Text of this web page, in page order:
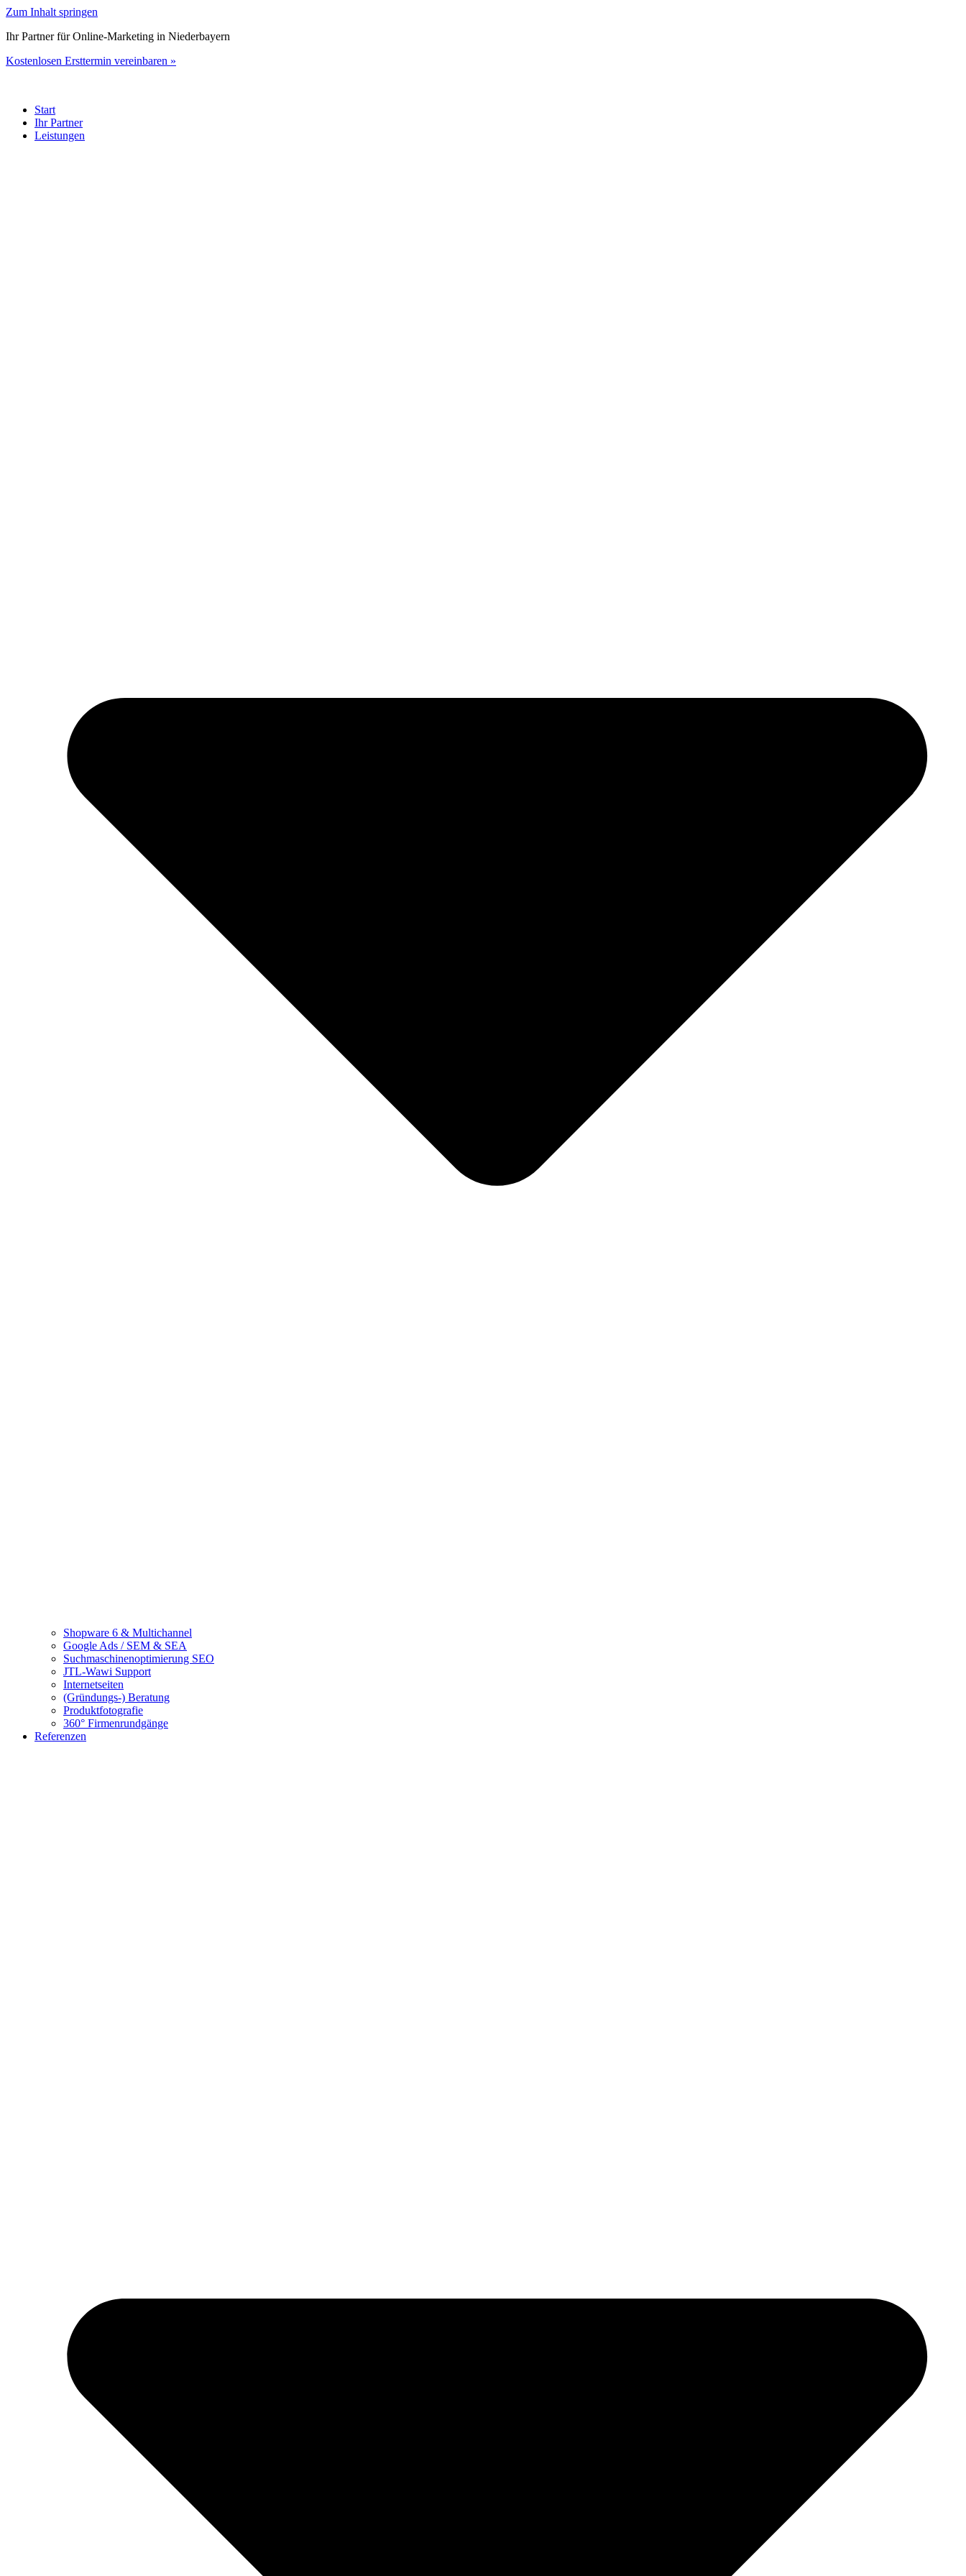
Zum Inhalt springen
Ihr Partner für Online-Marketing in Niederbayern
Kostenlosen Ersttermin vereinbaren »
Start
Ihr Partner
Leistungen
Shopware 6 & Multichannel
Google Ads / SEM & SEA
Suchmaschinenoptimierung SEO
JTL-Wawi Support
Internetseiten
(Gründungs-) Beratung
Produktfotografie
360° Firmenrundgänge
Referenzen